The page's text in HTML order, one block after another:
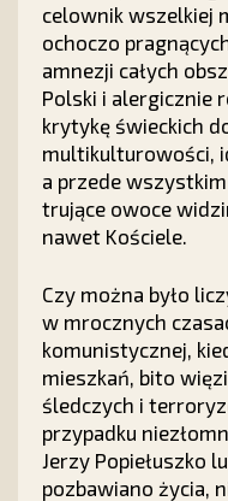
celownik wszelkiej
ochoczo
amnezji całych
Polski i alergicznie
krytykę świeckich
multikulturowości,
a przede
trujące owoce
nawet Kościele.
Czy można było
w mrocznych
komunistycznej,
mieszkań, bito
śledczych i
przypadku
Jerzy Popiełuszko
pozbawiano życia,